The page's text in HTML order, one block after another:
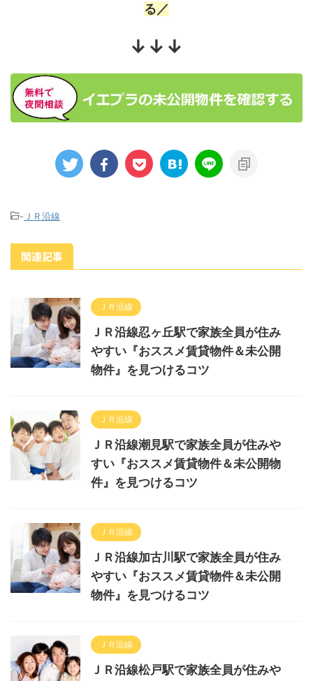
る／
↓↓↓
- ＪＲ沿線
関連記事
ＪＲ沿線
ＪＲ沿線忍ヶ丘駅で家族全員が住み
やすい『おススメ賃貸物件＆未公開
物件』を見つけるコツ
ＪＲ沿線
ＪＲ沿線潮見駅で家族全員が住みや
すい『おススメ賃貸物件＆未公開物
件』を見つけるコツ
ＪＲ沿線
ＪＲ沿線加古川駅で家族全員が住み
やすい『おススメ賃貸物件＆未公開
物件』を見つけるコツ
ＪＲ沿線
ＪＲ沿線松戸駅で家族全員が住みや